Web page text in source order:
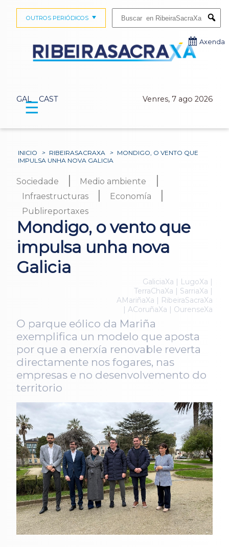
GAL CAST Venres, 7 ago 2026
OUTROS PERIÓDICOS
Axenda
☰
INICIO > RIBEIRASACRAXA > MONDIGO, O VENTO QUE
IMPULSA UNHA NOVA GALICIA
Sociedade | Medio ambiente |
Infraestructuras | Economía |
Publireportaxes
Mondigo, o vento que
impulsa unha nova
Galicia
GaliciaXa | LugoXa |
TerraChaXa | SarriaXa |
AMariñaXa | RibeiraSacraXa
| ACoruñaXa | OurenseXa
O parque eólico da Mariña
exemplifica un modelo que aposta
por que a enerxía renovable reverta
directamente nos fogares, nas
empresas e no desenvolvemento do
territorio